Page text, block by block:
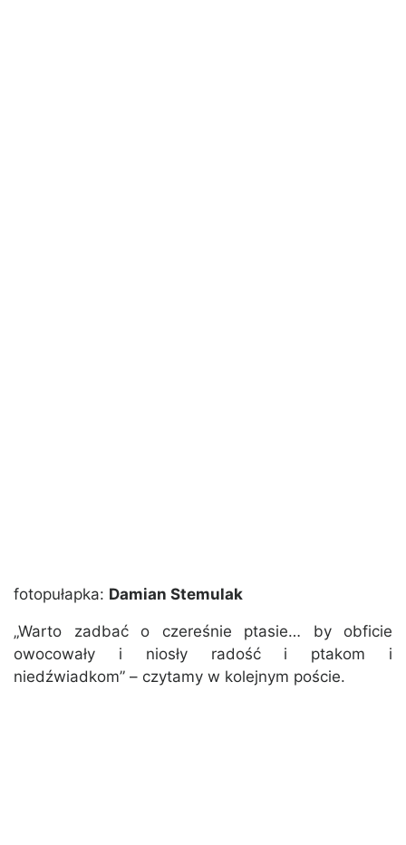
fotopułapka: Damian Stemulak
„Warto zadbać o czereśnie ptasie… by obficie
owocowały i niosły radość i ptakom i
niedźwiadkom” – czytamy w kolejnym poście.